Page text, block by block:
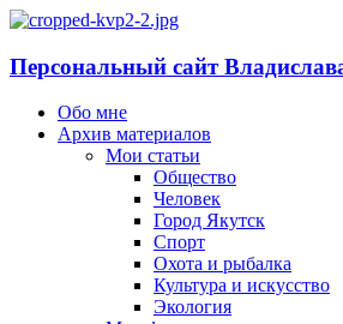
Персональный сайт
Обо мне
Архив материалов
Мои статьи
Общество
Человек
Город Якутск
Спорт
Охота и рыбалка
Культура и искусство
Экология